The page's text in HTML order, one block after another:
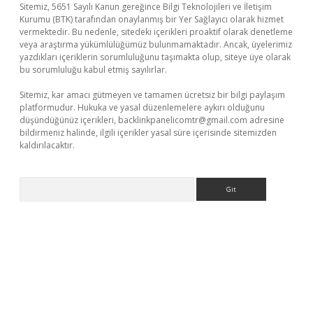
Sitemiz, 5651 Sayılı Kanun gereğince Bilgi Teknolojileri ve İletişim
Kurumu (BTK) tarafından onaylanmış bir Yer Sağlayıcı olarak hizmet
vermektedir. Bu nedenle, sitedeki içerikleri proaktif olarak denetleme
veya araştırma yükümlülüğümüz bulunmamaktadır. Ancak, üyelerimiz
yazdıkları içeriklerin sorumluluğunu taşımakta olup, siteye üye olarak
bu sorumluluğu kabul etmiş sayılırlar.
Sitemiz, kar amacı gütmeyen ve tamamen ücretsiz bir bilgi paylaşım
platformudur. Hukuka ve yasal düzenlemelere aykırı olduğunu
düşündüğünüz içerikleri, backlinkpanelicomtr@gmail.com adresine
bildirmeniz halinde, ilgili içerikler yasal süre içerisinde sitemizden
kaldırılacaktır.